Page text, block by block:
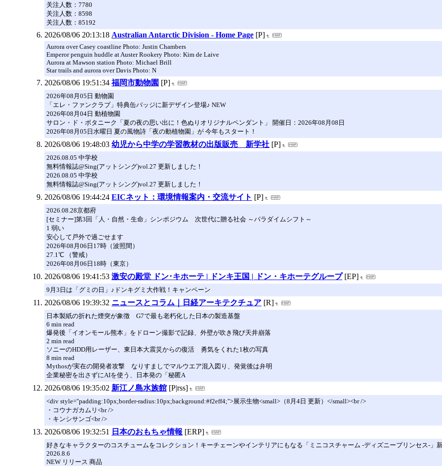
关注人数：7780
关注人数：8598
关注人数：85192
2026/08/06 20:13:18 Australian Antarctic Division - Home Page [P]
Aurora over Casey coastline Photo: Justin Chambers
Emperor penguin huddle at Auster Rookery Photo: Kim de Laive
Aurora at Mawson station Photo: Michael Brill
Star trails and aurora over Davis Photo: N
2026/08/06 19:51:34 福岡市動物園 [P]
2026年08月05日 動物園
「エレ・ファンクラブ」特典缶バッジに新デザイン登場♪ NEW
2026年08月04日 動植物園
サロン・ド・ボタニーク「夏の夜の思い出に！色ぬりオリジナルペンダント」 開催日：2026年08月08日
2026年08月05日水曜日 夏の風物詩「夜の動植物園」が 今年もスタート！
2026/08/06 19:48:03 幼児から中学の学習教材の出版販売 新学社 [P]
2026.08.05 中学校
無料情報誌@Sing(アットシング)vol.27 更新しました！
2026.08.05 中学校
無料情報誌@Sing(アットシング)vol.27 更新しました！
2026/08/06 19:44:24 EICネット：環境情報案内・交流サイト [P]
2026.08.28京都府
[セミナー]第3回「人・自然・生命」シンポジウム 次世代に贈る社会 ～パラダイムシフト～
1 弱い
安心して戸外で過ごせます
2026年08月06日17時（波照間）
27.1℃ （警戒）
2026年08月06日18時（東京）
2026/08/06 19:41:53 激安の殿堂 ドン･キホーテ | ドンキ王国 | ドン・キホーテグループ [EP]
9月3日は「グミの日」♪ドンキグミ大作戦！キャンペーン
2026/08/06 19:39:32 ニュースとコラム｜日経アーキテクチュア [R]
日本製紙の折れた煙突が象徴 G7で最も老朽化した日本の製造基盤
6 min read
爆発後「イオンモール熊本」をドローン撮影で記録、外壁が吹き飛び天井崩落
2 min read
ソニーのHDD用レーザー、東日本大震災からの復活 勇気をくれた1枚の写真
8 min read
Mythosが実在の開発者攻撃 なりすましでマルウエア混入図り、発覚後は弁明
企業秘密を出さずにAIを使う、日本発の「秘匿A
2026/08/06 19:35:02 新江ノ島水族館 [P|rss]
<div style="padding:10px;border-radius:10px;background:#f2eff4;">展示生物<small>（8月4日 更新）</small><br />
・コウナガカムリ<br />
・キンシサンゴ<br />
2026/08/06 19:32:51 日本のおもちゃ情報 [ERP]
好きなキャラクターのコスチュームをコレクション！キーチェーンやインテリアにもなる「ミニコスチャーム -ディズニープリンセス-」
2026.8.6
NEW リリース 商品